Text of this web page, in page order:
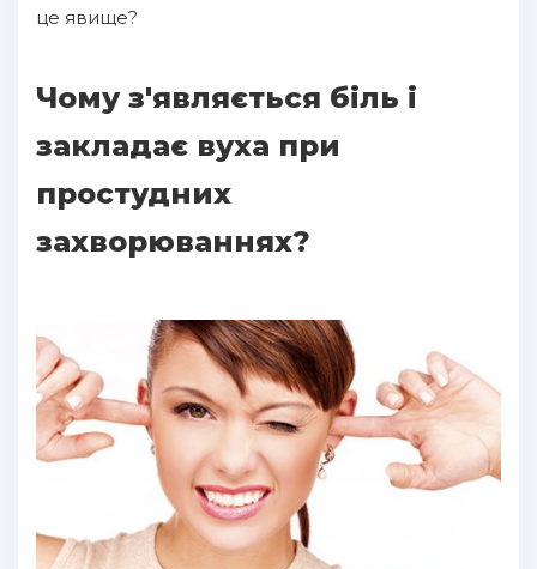
це явище?
Чому з'являється біль і
закладає вуха при
простудних
захворюваннях?